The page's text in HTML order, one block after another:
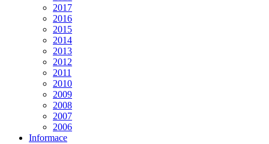
2017
2016
2015
2014
2013
2012
2011
2010
2009
2008
2007
2006
Informace